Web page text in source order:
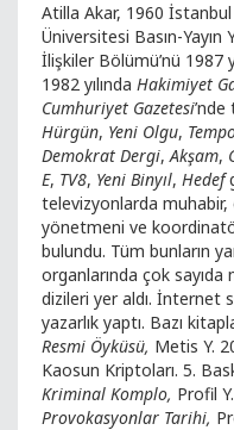
Atilla Akar, 1960
Üniversitesi Basın-
İlişkiler Bölümü’nü 1987
1982 yılında Hakimiyet
Cumhuriyet Gazetesi’nde
Hürgün, Yeni Olgu,
Demokrat Dergi,Akşam,
E, TV8, Yeni Binyıl, Hedef
televizyonlarda muhabir,
yönetmeni ve
bulundu. Tüm bunların
organlarında çok
dizileri yer aldı. İnternet
yazarlık yaptı. Bazı
Resmi Öyküsü, Metis Y.
Kaosun Kriptoları. 5.
Kriminal Komplo, Profil
Provokasyonlar Tarihi,